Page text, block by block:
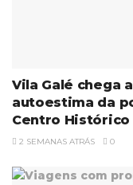
Vila Galé chega
autoestima da
Centro Histórico
2 SEMANAS ATRÁS 0